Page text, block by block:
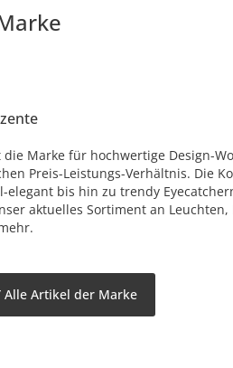
die Marke für hochwertige Design-
Preis-Leistungs-Verhältnis. Die
elegant bis hin zu trendy
aktuelles Sortiment an
Alle Artikel der Marke